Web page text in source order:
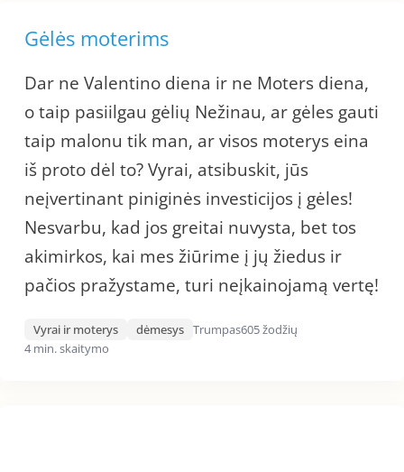
Gėlės moterims
Dar ne Valentino diena ir ne Moters diena,
o taip pasiilgau gėlių Nežinau, ar gėles gauti
taip malonu tik man, ar visos moterys eina
iš proto dėl to? Vyrai, atsibuskit, jūs
neįvertinant piniginės investicijos į gėles!
Nesvarbu, kad jos greitai nuvysta, bet tos
akimirkos, kai mes žiūrime į jų žiedus ir
pačios pražystame, turi neįkainojamą vertę!
Vyrai ir moterys dėmesys Trumpas605 žodžių
4 min. skaitymo